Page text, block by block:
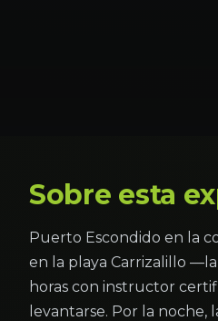
Sobre esta
Puerto Escondido en la
en la playa Carrizalillo
horas con instructor
levantarse. Por la